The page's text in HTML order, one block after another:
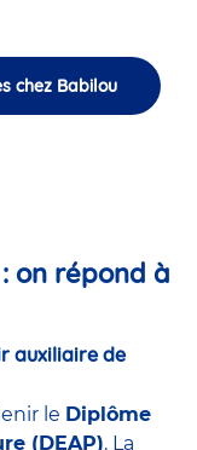
chez Babilou
on répond à
auxiliaire de
le Diplôme
(DEAP). La